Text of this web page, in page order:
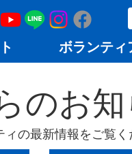
ボランティ
のお
の最新情報をご覧く